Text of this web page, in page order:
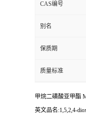
CAS编号
别名
保质期
质量标准
甲烷二磺酸亚甲酯
英文品名:1,5,2,4-